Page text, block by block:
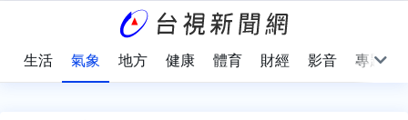
生活 氣象 地方 健康 體育 財經 影音 專題